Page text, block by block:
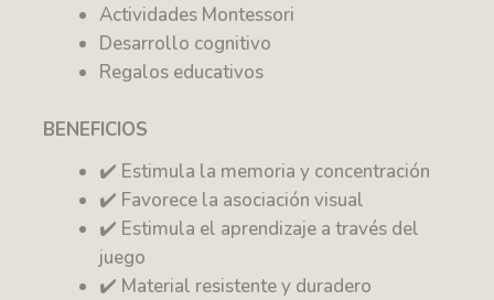
Actividades Montessori
Desarrollo cognitivo
Regalos educativos
BENEFICIOS
✔️ Estimula la memoria y concentración
✔️ Favorece la asociación visual
✔️ Estimula el aprendizaje a través del
juego
✔️ Material resistente y duradero